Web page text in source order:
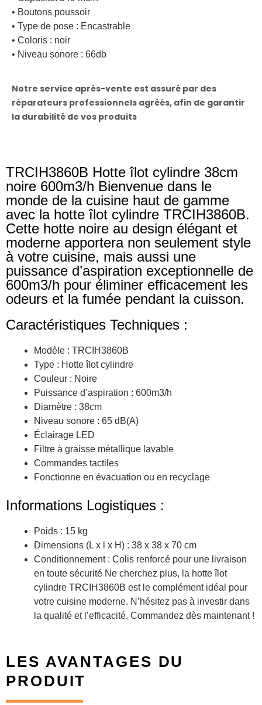
• Boutons poussoir
• Type de pose : Encastrable
• Coloris : noir
• Niveau sonore : 66db
Notre service après-vente est assuré par des
réparateurs professionnels agréés, afin de garantir
la durabilité de vos produits
TRCIH3860B Hotte îlot cylindre 38cm
noire 600m3/h Bienvenue dans le
monde de la cuisine haut de gamme
avec la hotte îlot cylindre TRCIH3860B.
Cette hotte noire au design élégant et
moderne apportera non seulement style
à votre cuisine, mais aussi une
puissance d’aspiration exceptionnelle de
600m3/h pour éliminer efficacement les
odeurs et la fumée pendant la cuisson.
Caractéristiques Techniques :
Modèle : TRCIH3860B
Type : Hotte îlot cylindre
Couleur : Noire
Puissance d’aspiration : 600m3/h
Diamètre : 38cm
Niveau sonore : 65 dB(A)
Éclairage LED
Filtre à graisse métallique lavable
Commandes tactiles
Fonctionne en évacuation ou en recyclage
Informations Logistiques :
Poids : 15 kg
Dimensions (L x l x H) : 38 x 38 x 70 cm
Conditionnement : Colis renforcé pour une livraison
en toute sécurité Ne cherchez plus, la hotte îlot
cylindre TRCIH3860B est le complément idéal pour
votre cuisine moderne. N’hésitez pas à investir dans
la qualité et l’efficacité. Commandez dès maintenant !
LES AVANTAGES DU
PRODUIT